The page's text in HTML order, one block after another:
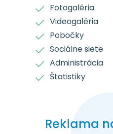
Fotogaléria
Videogaléria
Pobočky
Sociálne siete
Administrácia
Štatistiky
Reklama